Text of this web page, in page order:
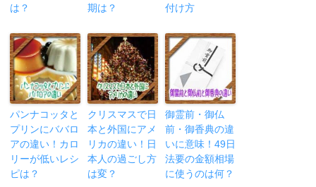
は？
期は？
付け方
パンナコッタと
プリンにババロ
アの違い！カロ
リーが低いレシ
ピは？
クリスマスで日
本と外国にアメ
リカの違い！日
本人の過ごし方
は変？
御霊前・御仏
前・御香典の違
いに意味！49日
法要の金額相場
に使うのは何？